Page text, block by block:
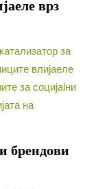
врз
за
влијаеле
за социjalни
на
брендови